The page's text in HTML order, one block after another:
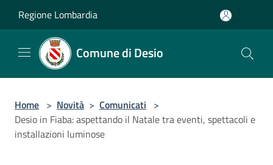
Regione Lombardia
Comune di Desio
Home > Novità > Comunicati >
Desio in Fiaba: aspettando il Natale tra eventi, spettacoli e
installazioni luminose